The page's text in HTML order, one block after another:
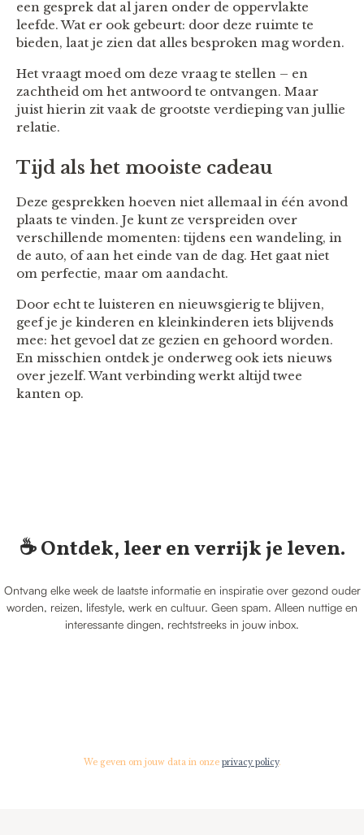
een gesprek dat al jaren onder de oppervlakte
leefde. Wat er ook gebeurt: door deze ruimte te
bieden, laat je zien dat alles besproken mag worden.
Het vraagt moed om deze vraag te stellen – en
zachtheid om het antwoord te ontvangen. Maar
juist hierin zit vaak de grootste verdieping van jullie
relatie.
Tijd als het mooiste cadeau
Deze gesprekken hoeven niet allemaal in één avond
plaats te vinden. Je kunt ze verspreiden over
verschillende momenten: tijdens een wandeling, in
de auto, of aan het einde van de dag. Het gaat niet
om perfectie, maar om aandacht.
Door echt te luisteren en nieuwsgierig te blijven,
geef je je kinderen en kleinkinderen iets blijvends
mee: het gevoel dat ze gezien en gehoord worden.
En misschien ontdek je onderweg ook iets nieuws
over jezelf. Want verbinding werkt altijd twee
kanten op.
☕️ Ontdek, leer en verrijk je leven.
Ontvang elke week de laatste informatie en inspiratie over gezond ouder
worden, reizen, lifestyle, werk en cultuur. Geen spam. Alleen nuttige en
interessante dingen, rechtstreeks in jouw inbox.
We geven om jouw data in onze privacy policy.